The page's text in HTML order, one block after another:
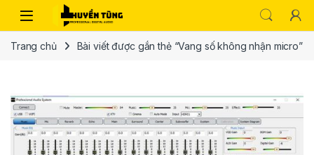
Trang chủ Bài viết được gắn thẻ “Vang số không nhận micro”